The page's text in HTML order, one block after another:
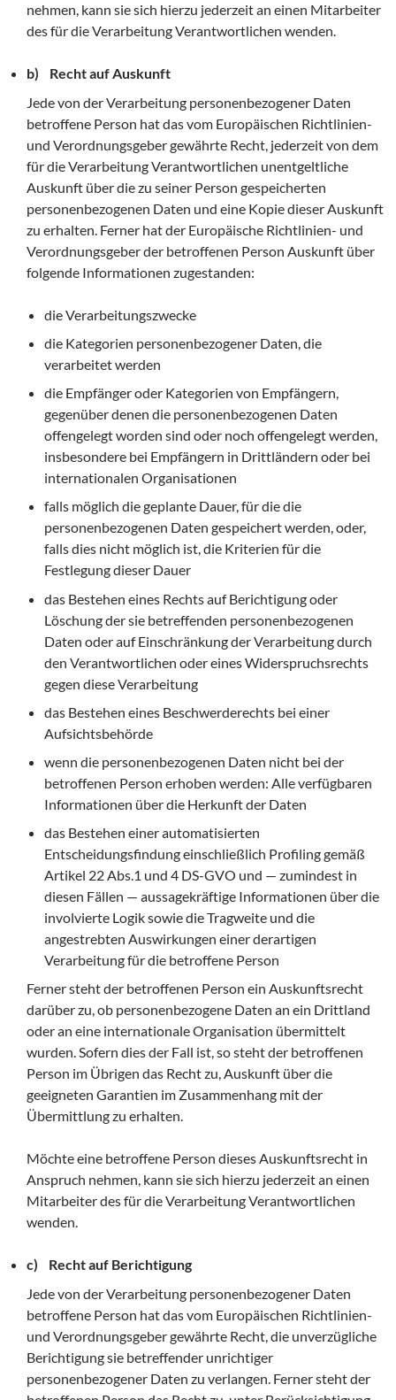
nehmen, kann sie sich hierzu jederzeit an einen Mitarbeiter
des für die Verarbeitung Verantwortlichen wenden.
b) Recht auf Auskunft
Jede von der Verarbeitung personenbezogener Daten
betroffene Person hat das vom Europäischen Richtlinien-
und Verordnungsgeber gewährte Recht, jederzeit von dem
für die Verarbeitung Verantwortlichen unentgeltliche
Auskunft über die zu seiner Person gespeicherten
personenbezogenen Daten und eine Kopie dieser Auskunft
zu erhalten. Ferner hat der Europäische Richtlinien- und
Verordnungsgeber der betroffenen Person Auskunft über
folgende Informationen zugestanden:
die Verarbeitungszwecke
die Kategorien personenbezogener Daten, die
verarbeitet werden
die Empfänger oder Kategorien von Empfängern,
gegenüber denen die personenbezogenen Daten
offengelegt worden sind oder noch offengelegt werden,
insbesondere bei Empfängern in Drittländern oder bei
internationalen Organisationen
falls möglich die geplante Dauer, für die die
personenbezogenen Daten gespeichert werden, oder,
falls dies nicht möglich ist, die Kriterien für die
Festlegung dieser Dauer
das Bestehen eines Rechts auf Berichtigung oder
Löschung der sie betreffenden personenbezogenen
Daten oder auf Einschränkung der Verarbeitung durch
den Verantwortlichen oder eines Widerspruchsrechts
gegen diese Verarbeitung
das Bestehen eines Beschwerderechts bei einer
Aufsichtsbehörde
wenn die personenbezogenen Daten nicht bei der
betroffenen Person erhoben werden: Alle verfügbaren
Informationen über die Herkunft der Daten
das Bestehen einer automatisierten
Entscheidungsfindung einschließlich Profiling gemäß
Artikel 22 Abs.1 und 4 DS-GVO und — zumindest in
diesen Fällen — aussagekräftige Informationen über die
involvierte Logik sowie die Tragweite und die
angestrebten Auswirkungen einer derartigen
Verarbeitung für die betroffene Person
Ferner steht der betroffenen Person ein Auskunftsrecht
darüber zu, ob personenbezogene Daten an ein Drittland
oder an eine internationale Organisation übermittelt
wurden. Sofern dies der Fall ist, so steht der betroffenen
Person im Übrigen das Recht zu, Auskunft über die
geeigneten Garantien im Zusammenhang mit der
Übermittlung zu erhalten.
Möchte eine betroffene Person dieses Auskunftsrecht in
Anspruch nehmen, kann sie sich hierzu jederzeit an einen
Mitarbeiter des für die Verarbeitung Verantwortlichen
wenden.
c) Recht auf Berichtigung
Jede von der Verarbeitung personenbezogener Daten
betroffene Person hat das vom Europäischen Richtlinien-
und Verordnungsgeber gewährte Recht, die unverzügliche
Berichtigung sie betreffender unrichtiger
personenbezogener Daten zu verlangen. Ferner steht der